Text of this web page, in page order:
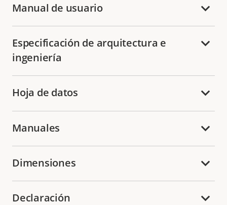
Manual de usuario
Especificación de arquitectura e
ingeniería
Hoja de datos
Manuales
Dimensiones
Declaración